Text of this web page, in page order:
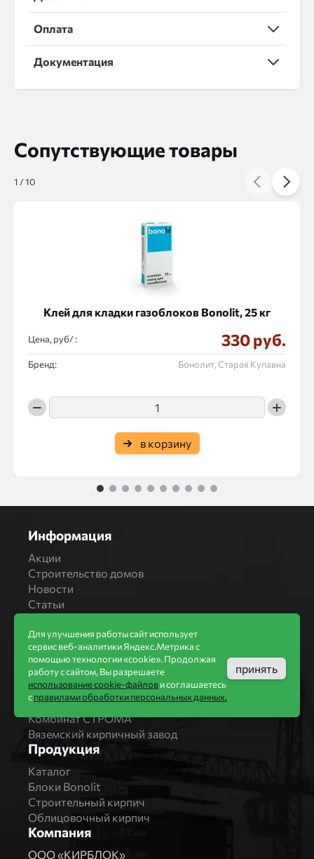
Оплата
Документация
Сопутствующие товары
Клей для кладки газоблоков Bonolit, 25 кг
Цена, руб/ : 330 руб.
Бренд: Бонолит, Старая Купавна
в корзину
1 /10
1 2 3 4 5 6 7 8 9 10
Информация
Акции
Строительство домов
Новости
Статьи
Производители
Бренды
Bonolit
Завод Мстера
Вышневолоцкая керамика
Магма Керамик
Комбинат СТРОМА
Вяземский кирпичный завод
Продукция
Каталог
Блоки Bonolit
Строительный кирпич
Облицовочный кирпич
Компания
ООО «КИРБЛОК»
Для улучшения работы сайт использует
сервис веб-аналитики Яндекс.Метрика с
помощью технологии «cookie». Продолжая
работу с сайтом, Вы разрешаете
использование cookie-файлови соглашаетесь
справилами обработки персональных данных.
принять